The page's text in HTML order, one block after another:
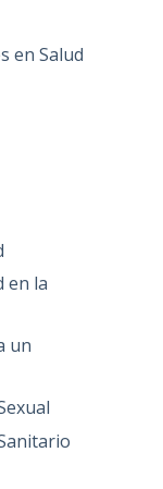
en Salud
en la
un